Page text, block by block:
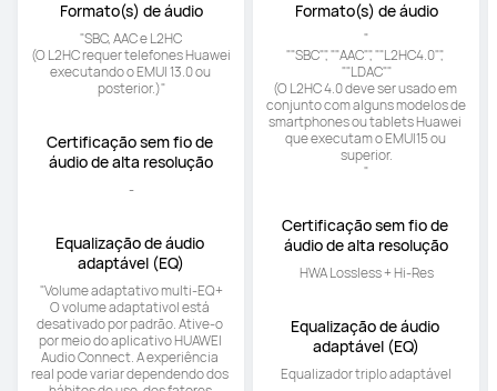
Formato(s) de áudio
"SBC, AAC e L2HC
(O L2HC requer telefones Huawei
Certificação sem fio de
áudio de alta resolução
-
Equalização de áudio
adaptável (EQ)
"
""SBC"", ""AAC"", ""L2HC4.0"",
""LDAC""
(O L2HC 4.0 deve ser usado em
conjunto com alguns modelos de
smartphones ou tablets Huawei
que executam o EMUI15 ou
Certificação sem fio de
áudio de alta resolução
Equalização de áudio
adaptável (EQ)